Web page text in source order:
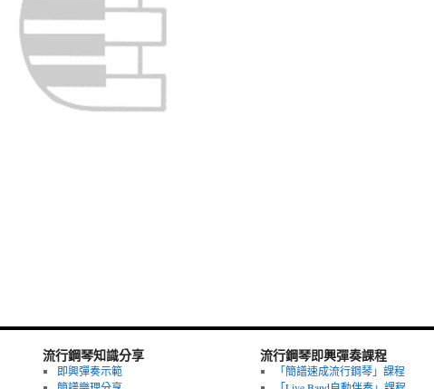
流行鋼琴知識分享
即興彈奏示範
流行鋼琴即興彈奏課程
「簡譜速成流行鋼琴」課程